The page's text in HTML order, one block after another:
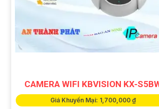
CAMERA WIFI KBVISION KX-
Giá Khuyến Mại: 1,700,000 ₫